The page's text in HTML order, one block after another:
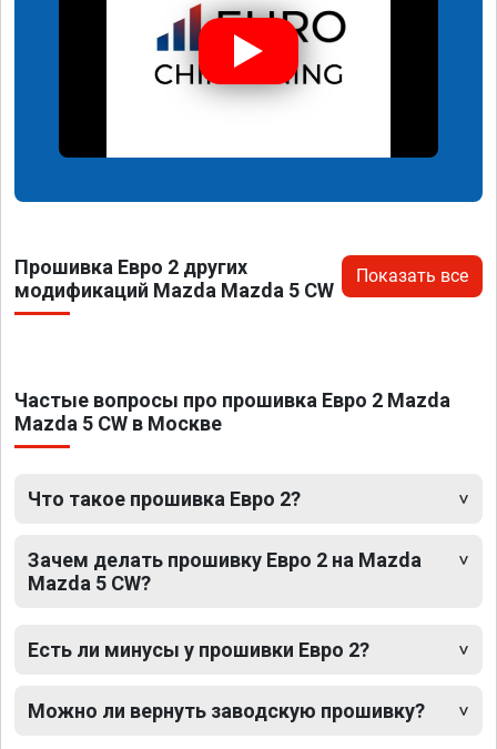
Прошивка Евро 2 других
модификаций Mazda Mazda 5 CW
Показать все
Частые вопросы про прошивка Евро 2 Mazda
Mazda 5 CW в Москве
Что такое прошивка Евро 2?
Зачем делать прошивку Евро 2 на Mazda
Mazda 5 CW?
Есть ли минусы у прошивки Евро 2?
Можно ли вернуть заводскую прошивку?